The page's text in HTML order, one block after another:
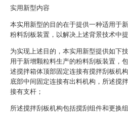
实用新型内容
本实用新型的目的在于提供一种适用于
粉料刮板装置，以解决上述背景技术中提
为实现上述目的，本实用新型提供如下
用于新增颗粒料生产的粉料刮板装置，
述搅拌箱体顶部固定连接有搅拌刮板机
底部中间固定连接有出料机构，所述搅
接有支杆；
所述搅拌刮板机构包括搅刮组件和更换